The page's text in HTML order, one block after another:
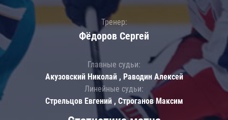
Тренер:
Фёдоров Сергей
Главные судьи:
Акузовский Николай , Раводин Алексей
Линейные судьи:
Стрельцов Евгений , Строганов Максим